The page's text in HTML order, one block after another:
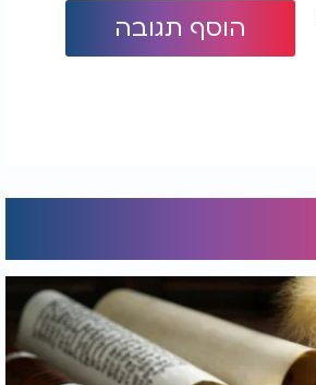
הוסף תגובה